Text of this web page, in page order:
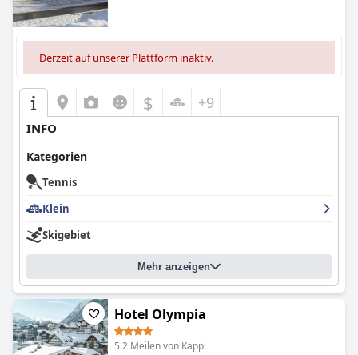
Derzeit auf unserer Plattform inaktiv.
$ +9
INFO
Kategorien
Tennis
Klein
Skigebiet
Mehr anzeigen
Hotel Olympia
5.2 Meilen von Kappl